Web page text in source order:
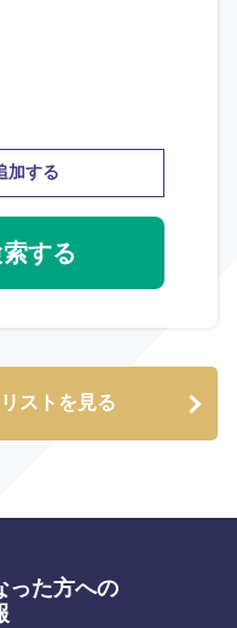
加する
ストを見る
宮崎県
沖縄県
った方への